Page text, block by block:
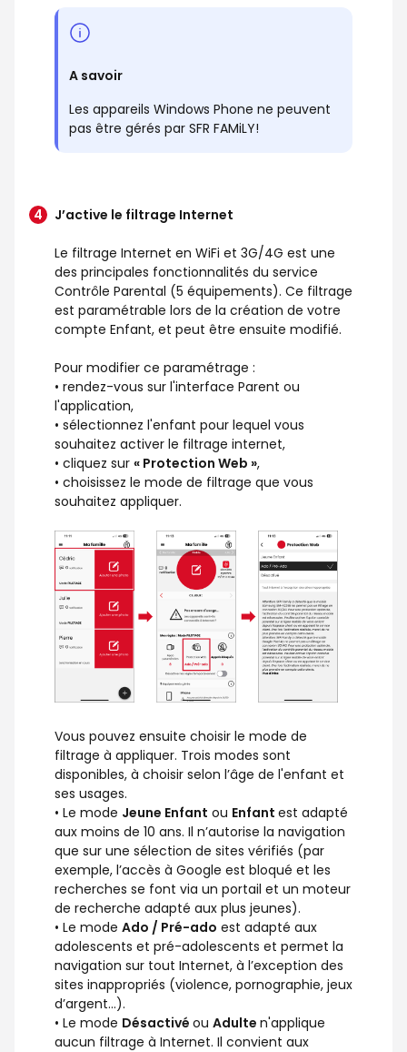
A savoir
Les appareils Windows Phone ne peuvent
pas être gérés par SFR FAMiLY!
J’active le filtrage Internet
Le filtrage Internet en WiFi et 3G/4G est une
des principales fonctionnalités du service
Contrôle Parental (5 équipements). Ce filtrage
est paramétrable lors de la création de votre
compte Enfant, et peut être ensuite modifié.
Pour modifier ce paramétrage :
• rendez-vous sur l'interface Parent ou
l'application,
• sélectionnez l'enfant pour lequel vous
souhaitez activer le filtrage internet,
• cliquez sur « Protection Web »,
• choisissez le mode de filtrage que vous
souhaitez appliquer.
Vous pouvez ensuite choisir le mode de
filtrage à appliquer. Trois modes sont
disponibles, à choisir selon l’âge de l'enfant et
ses usages.
• Le mode Jeune Enfant ou Enfant est adapté
aux moins de 10 ans. Il n’autorise la navigation
que sur une sélection de sites vérifiés (par
exemple, l’accès à Google est bloqué et les
recherches se font via un portail et un moteur
de recherche adapté aux plus jeunes).
• Le mode Ado / Pré-ado est adapté aux
adolescents et pré-adolescents et permet la
navigation sur tout Internet, à l’exception des
sites inappropriés (violence, pornographie, jeux
d’argent...).
• Le mode Désactivé ou Adulte n'applique
aucun filtrage à Internet. Il convient aux